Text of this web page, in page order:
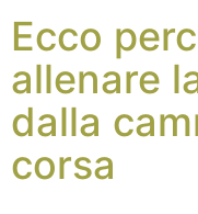
Ecco
allenare
dalla
corsa